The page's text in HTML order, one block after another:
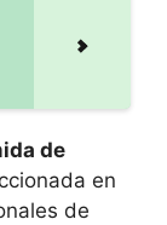
de
en
de